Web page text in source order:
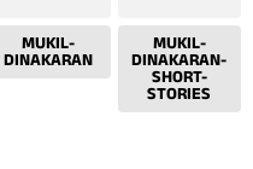
MUKIL-
DINAKARAN
MUKIL-
DINAKARAN-
SHORT-
STORIES